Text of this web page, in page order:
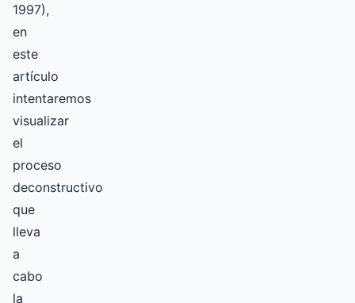
1997),
en
este
artículo
intentaremos
visualizar
el
proceso
deconstructivo
que
lleva
a
cabo
la